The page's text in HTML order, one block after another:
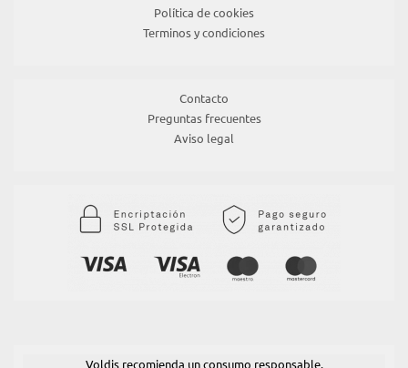
Política de cookies
Terminos y condiciones
Contacto
Preguntas frecuentes
Aviso legal
Voldis recomienda un consumo responsable.